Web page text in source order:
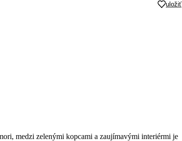
uložiť
medzi zelenými kopcami a zaujímavými interiérmi je